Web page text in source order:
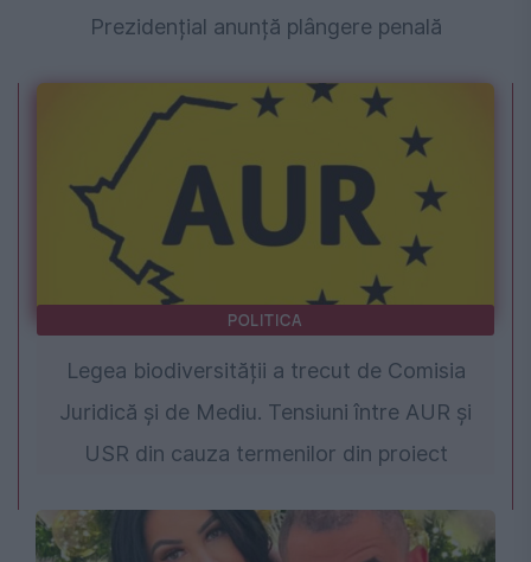
Prezidențial anunță plângere penală
POLITICA
Legea biodiversității a trecut de Comisia
Juridică și de Mediu. Tensiuni între AUR și
USR din cauza termenilor din proiect